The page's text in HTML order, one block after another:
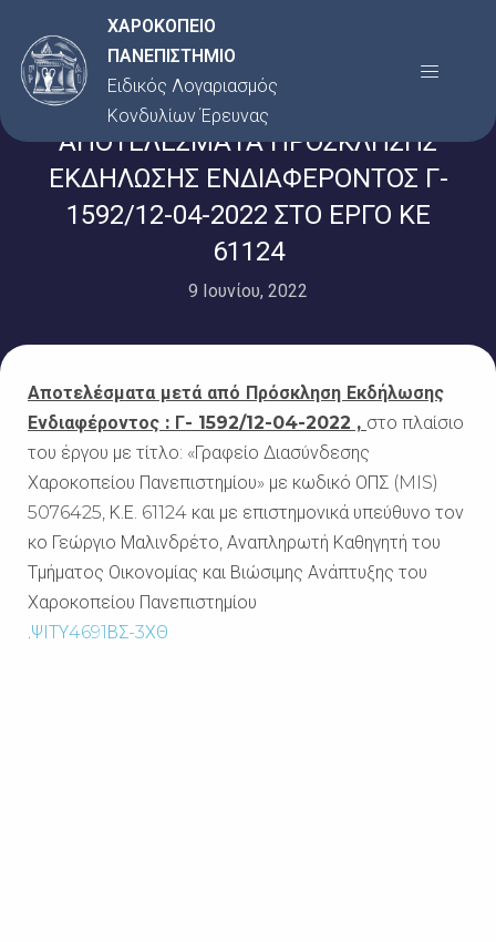
στο
περιεχόμενο
ΧΑΡΟΚΟΠΕΙΟ
ΠΑΝΕΠΙΣΤΗΜΙΟ
Ειδικός Λογαριασμός
Κονδυλίων Έρευνας
Menu
ΑΠΟΤΕΛΕΣΜΑΤΑ ΠΡΟΣΚΛΗΣΗΣ
ΕΚΔΗΛΩΣΗΣ ΕΝΔΙΑΦΕΡΟΝΤΟΣ Γ-
1592/12-04-2022 ΣΤΟ ΕΡΓΟ ΚΕ
61124
9 Ιουνίου, 2022
Αποτελέσματα μετά από Πρόσκληση Εκδήλωσης
Ενδιαφέροντος : Γ- 1592/12-04-2022 , στο πλαίσιο
του έργου με τίτλο: «Γραφείο Διασύνδεσης
Χαροκοπείου Πανεπιστημίου» με κωδικό ΟΠΣ (MIS)
5076425, Κ.Ε. 61124 και με επιστημονικά υπεύθυνο τον
κο Γεώργιο Μαλινδρέτο, Αναπληρωτή Καθηγητή του
Τμήματος Οικονομίας και Βιώσιμης Ανάπτυξης του
Χαροκοπείου Πανεπιστημίου
.ΨΙΤΥ4691ΒΣ-3ΧΘ